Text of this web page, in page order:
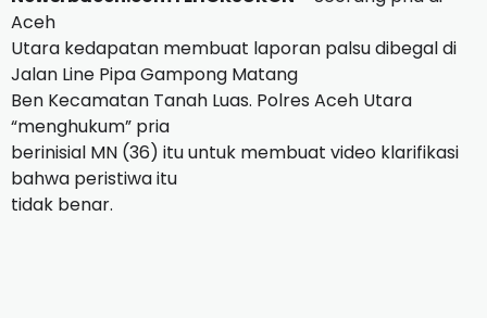
Aceh
Utara kedapatan membuat laporan palsu dibegal di
Jalan Line Pipa Gampong Matang
Ben Kecamatan Tanah Luas. Polres Aceh Utara
“menghukum” pria
berinisial MN (36) itu untuk membuat video klarifikasi
bahwa peristiwa itu
tidak benar.